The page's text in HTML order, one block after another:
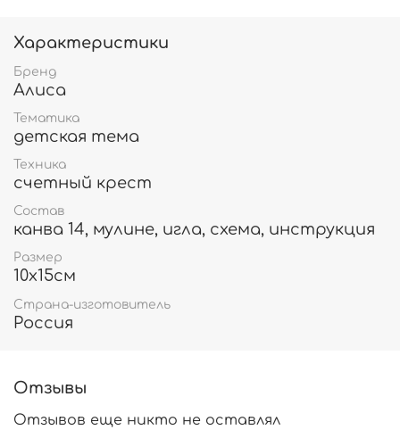
Характеристики
Бренд
Алиса
Тематика
детская тема
Техника
счетный крест
Состав
канва 14, мулине, игла, схема, инструкция
Размер
10х15см
Страна-изготовитель
Россия
Отзывы
Отзывов еще никто не оставлял